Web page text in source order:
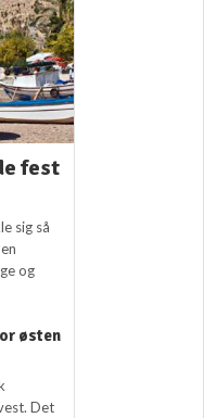
fest
sig så
og
østen
Det